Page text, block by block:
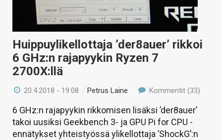
Huippuylikellottaja ’der8auer’ rikkoi
6 GHz:n rajapyykin Ryzen 7
2700X:llä
20.4.2018 - 19:08 /Petrus Laine Kommentit (33)
6 GHz:n rajapyykin rikkomisen lisäksi ’der8auer’
takoi uusiksi Geekbench 3- ja GPU Pi for CPU -
ennätykset yhteistyössä ylikellottaja ’ShockG’:n